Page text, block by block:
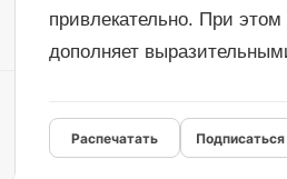
привлекательно. При
дополняет